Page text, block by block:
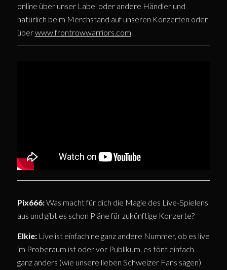
online über unser Label oder andere Händler und
natürlich beim Merchstand auf unseren Konzerten oder
überwww.frontrowwarriors.com
Pix666:Was macht für dich die Magie des Live-Spielens
aus und gibt es schon Pläne für zukünftige Konzerte?
Elkie: Live ist einfach ne ganz andere Nummer, ob es live
im Proberaum ist oder vor Publikum, es tönt einfach
ganz anders (wie unsere lieben Schweizer Fans sagen)